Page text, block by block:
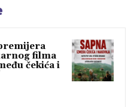
filma
čekića i